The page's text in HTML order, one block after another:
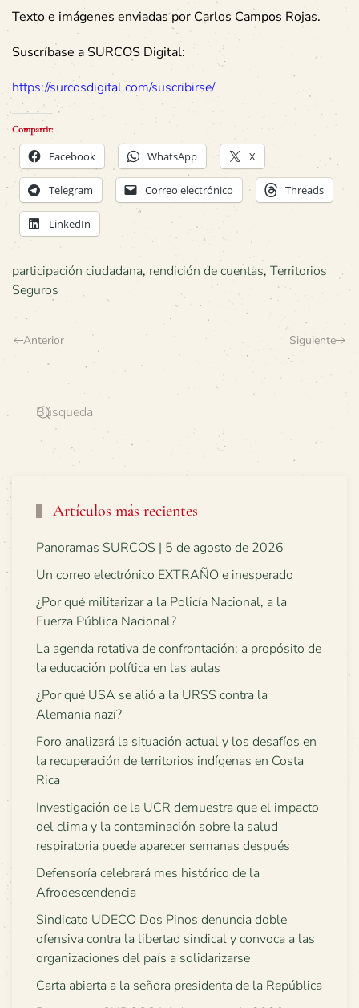
Texto e imágenes enviadas por Carlos Campos Rojas.
Suscríbase a SURCOS Digital:
https://surcosdigital.com/suscribirse/
Compartir:
Facebook WhatsApp X
Telegram Correo electrónico Threads
LinkedIn
participación ciudadana, rendición de cuentas, Territorios
Seguros
Anterior Siguiente
Artículos más recientes
Panoramas SURCOS | 5 de agosto de 2026
Un correo electrónico EXTRAÑO e inesperado
¿Por qué militarizar a la Policía Nacional, a la
Fuerza Pública Nacional?
La agenda rotativa de confrontación: a propósito de
la educación política en las aulas
¿Por qué USA se alió a la URSS contra la
Alemania nazi?
Foro analizará la situación actual y los desafíos en
la recuperación de territorios indígenas en Costa
Rica
Investigación de la UCR demuestra que el impacto
del clima y la contaminación sobre la salud
respiratoria puede aparecer semanas después
Defensoría celebrará mes histórico de la
Afrodescendencia
Sindicato UDECO Dos Pinos denuncia doble
ofensiva contra la libertad sindical y convoca a las
organizaciones del país a solidarizarse
Carta abierta a la señora presidenta de la República